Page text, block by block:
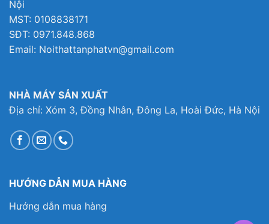
Nội
MST: 0108838171
SĐT: 0971.848.868
Email: Noithattanphatvn@gmail.com
NHÀ MÁY SẢN XUẤT
Địa chỉ: Xóm 3, Đồng Nhân, Đông La, Hoài Đức, Hà Nội
HƯỚNG DẪN MUA HÀNG
Hướng dẫn mua hàng